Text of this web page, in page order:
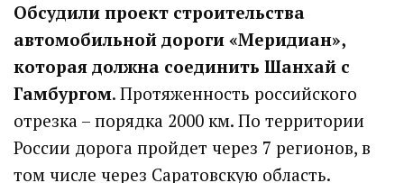
Обсудили проект строительства
автомобильной дороги «Меридиан»,
которая должна соединить Шанхай с
Гамбургом. Протяженность российского
отрезка – порядка 2000 км. По территории
России дорога пройдет через 7 регионов, в
том числе через Саратовскую область.